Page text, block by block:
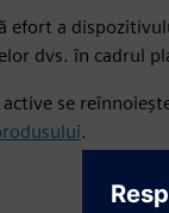
a
dvs. în cadrul
se
.